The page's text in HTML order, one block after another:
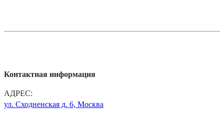
Контактная информация
АДРЕС:
ул. Сходненская д. 6, Москва